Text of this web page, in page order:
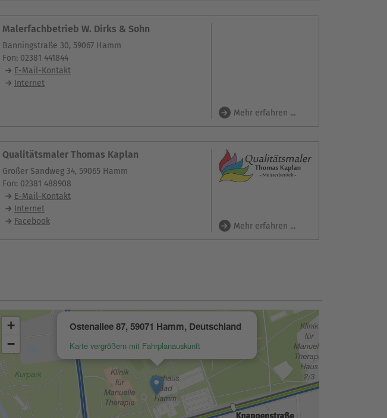
Malerfachbetrieb W. Dirks & Sohn
Banningstraße 30, 59067 Hamm
Fon: 02381 441844
E-Mail-Kontakt
Internet
Mehr erfahren ...
Qualitätsmaler Thomas Kaplan
Großer Sandweg 34, 59065 Hamm
Fon: 02381 488908
E-Mail-Kontakt
Internet
Facebook
Mehr erfahren ...